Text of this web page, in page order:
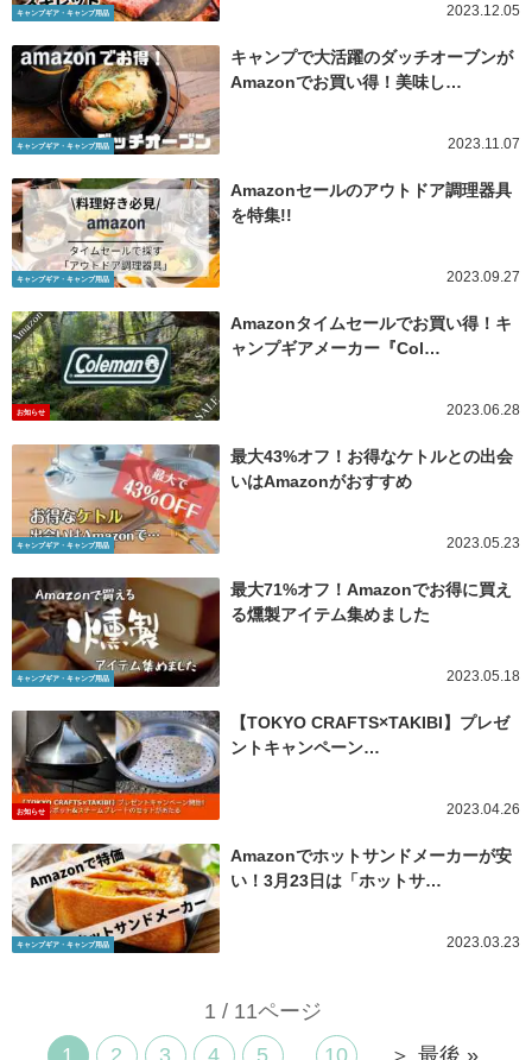
キャンプギア・キャンプ用品 2023.12.05
キャンプギア・キャンプ用品
キャンプで大活躍のダッチオーブンが
Amazonでお買い得！美味し…
2023.11.07
キャンプギア・キャンプ用品
Amazonセールのアウトドア調理器具
を特集!!
2023.09.27
お知らせ
Amazonタイムセールでお買い得！キ
ャンプギアメーカー『Col…
2023.06.28
キャンプギア・キャンプ用品
最大43%オフ！お得なケトルとの出会
いはAmazonがおすすめ
2023.05.23
キャンプギア・キャンプ用品
最大71%オフ！Amazonでお得に買え
る燻製アイテム集めました
2023.05.18
お知らせ
【TOKYO CRAFTS×TAKIBI】プレゼ
ントキャンペーン…
2023.04.26
キャンプギア・キャンプ用品
Amazonでホットサンドメーカーが安
い！3月23日は「ホットサ…
2023.03.23
1 / 11ページ
1
2 3 4 5 10 ＞ 最後 »